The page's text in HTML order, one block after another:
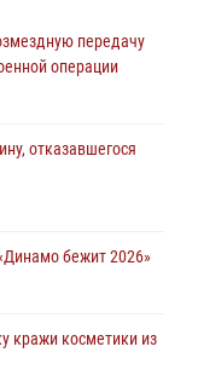
пресекли
станции
избирательных
передачу
операции
отказавшегося
бежит 2026»
кражи косметики из